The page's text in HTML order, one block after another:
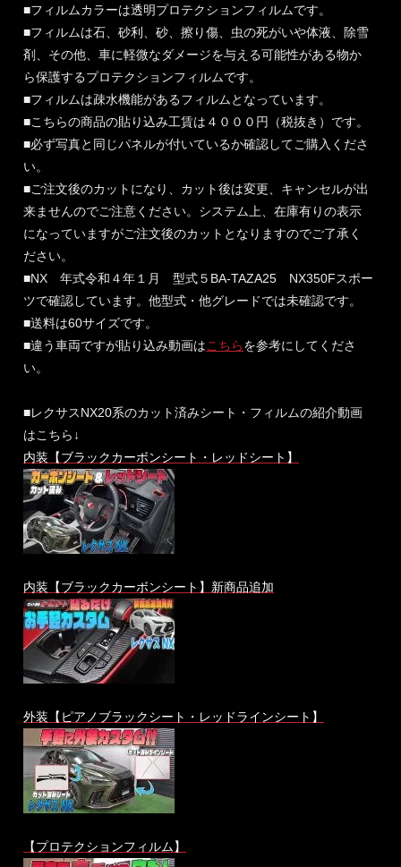
■フィルムカラーは透明プロテクションフィルムです。
■フィルムは石、砂利、砂、擦り傷、虫の死がいや体液、除雪
剤、その他、車に軽微なダメージを与える可能性がある物か
ら保護するプロテクションフィルムです。
■フィルムは疎水機能があるフィルムとなっています。
■こちらの商品の貼り込み工賃は４０００円（税抜き）です。
■必ず写真と同じパネルが付いているか確認してご購入くださ
い。
■ご注文後のカットになり、カット後は変更、キャンセルが出
来ませんのでご注意ください。システム上、在庫有りの表示
になっていますがご注文後のカットとなりますのでご了承く
ださい。
■NX 年式令和４年１月 型式５BA-TAZA25 NX350Fスポー
ツで確認しています。他型式・他グレードでは未確認です。
■送料は60サイズです。
■違う車両ですが貼り込み動画はこちらを参考にしてくださ
い。
■レクサスNX20系のカット済みシート・フィルムの紹介動画
はこちら↓
内装【ブラックカーボンシート・レッドシート】
内装【ブラックカーボンシート】新商品追加
外装【ピアノブラックシート・レッドラインシート】
【プロテクションフィルム】